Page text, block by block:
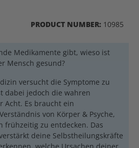
PRODUCT NUMBER: 10985
Medikamente gibt, wieso ist
Mensch gesund?
versucht die Symptome zu
dabei jedoch die wahren
Acht. Es braucht ein
von Körper & Psyche,
frühzeitig zu entdecken. Das
deine Selbstheilungskräfte